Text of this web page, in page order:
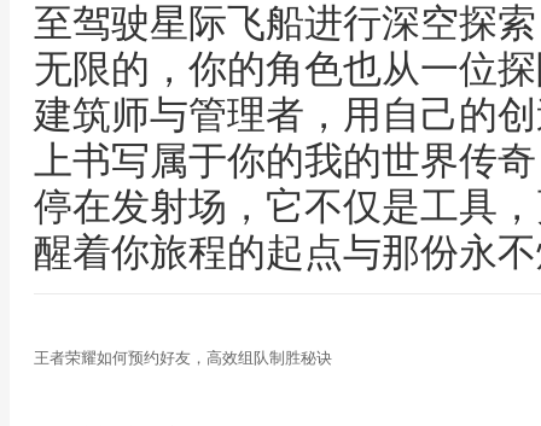
至驾驶星际飞船进行深空探
无限的，你的角色也从一位
建筑师与管理者，用自己的
上书写属于你的我的世界传
停在发射场，它不仅是工具
醒着你旅程的起点与那份永
王者荣耀如何预约好友，高效组队制胜秘诀